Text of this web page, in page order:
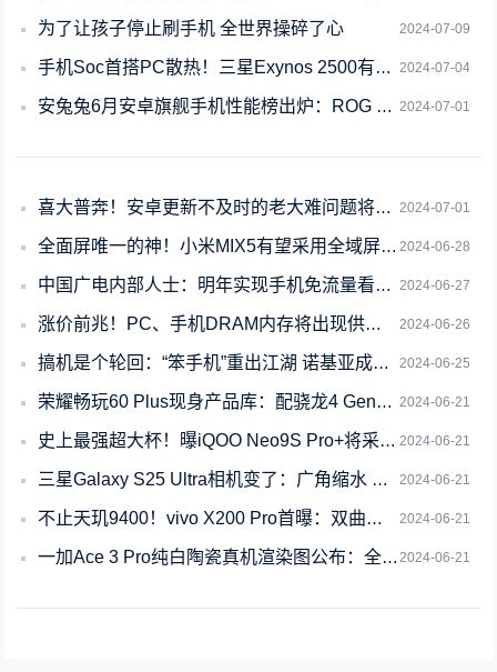
2024-07-09
为了让孩子停止刷手机 全世界操碎了心
2024-07-04
手机Soc首搭PC散热！三星Exynos 2500有望用上HPB冷却技术
2024-07-01
安兔兔6月安卓旗舰手机性能榜出炉：ROG 8 Pro重回榜首
2024-07-01
喜大普奔！安卓更新不及时的老大难问题将被解决
2024-06-28
全面屏唯一的神！小米MIX5有望采用全域屏下前摄：经典全陶瓷机身回归
2024-06-27
中国广电内部人士：明年实现手机免流量看电视 兼容另三家运营商
2024-06-26
涨价前兆！PC、手机DRAM内存将出现供应短缺
2024-06-25
搞机是个轮回：“笨手机”重出江湖 诺基亚成香饽饽了吗
2024-06-21
荣耀畅玩60 Plus现身产品库：配骁龙4 Gen2移动平台、6000mAh大电
2024-06-21
史上最强超大杯！曝iQOO Neo9S Pro+将采用单点超声波屏下指纹
2024-06-21
三星Galaxy S25 Ultra相机变了：广角缩水 但长焦更强了
2024-06-21
不止天玑9400！vivo X200 Pro首曝：双曲屏变等深四曲屏
2024-06-21
一加Ace 3 Pro纯白陶瓷真机渲染图公布：全新Ace标亮眼